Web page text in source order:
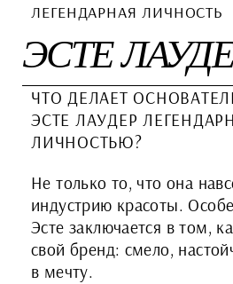
ЛЕГЕНДАРНАЯ ЛИЧНОСТЬ
ЭСТЕ
ЧТО ДЕЛАЕТ
ЭСТЕ ЛАУДЕР
ЛИЧНОСТЬЮ?
Не только то, что она
индустрию красоты.
Эсте заключается в том,
свой бренд: смело,
в мечту.